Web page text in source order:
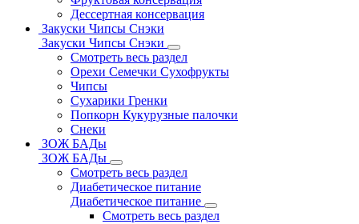
Дессертная консервация
Закуски Чипсы Снэки
Закуски Чипсы Снэки
Смотреть весь раздел
Орехи Семечки Сухофрукты
Чипсы
Сухарики Гренки
Попкорн Кукурузные палочки
Снеки
ЗОЖ БАДы
ЗОЖ БАДы
Смотреть весь раздел
Диабетическое питание
Диабетическое питание
Смотреть весь раздел